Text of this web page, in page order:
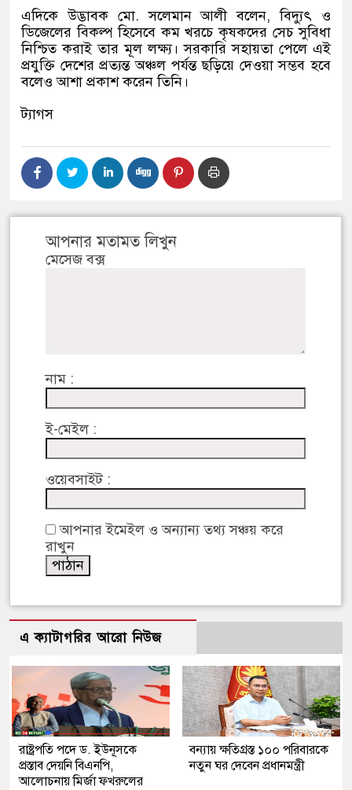
এদিকে উদ্ভাবক মো. সলেমান আলী বলেন, বিদ্যুৎ ও
ডিজেলের বিকল্প হিসেবে কম খরচে কৃষকদের সেচ সুবিধা
নিশ্চিত করাই তার মূল লক্ষ্য। সরকারি সহায়তা পেলে এই
প্রযুক্তি দেশের প্রত্যন্ত অঞ্চল পর্যন্ত ছড়িয়ে দেওয়া সম্ভব হবে
বলেও আশা প্রকাশ করেন তিনি।
ট্যাগস
আপনার মতামত লিখুন
মেসেজ বক্স
নাম :
ই-মেইল :
ওয়েবসাইট :
আপনার ইমেইল ও অন্যান্য তথ্য সঞ্চয় করে
রাখুন
এ ক্যাটাগরির আরো নিউজ
রাষ্ট্রপতি পদে ড. ইউনূসকে
প্রস্তাব দেয়নি বিএনপি,
আলোচনায় মির্জা ফখরুলের
বন্যায় ক্ষতিগ্রস্ত ১০০ পরিবারকে
নতুন ঘর দেবেন প্রধানমন্ত্রী